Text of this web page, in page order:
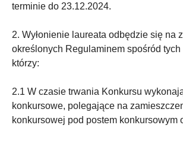
terminie do 23.12.2024.
2. Wyłonienie laureata odbędzie się na
określonych Regulaminem spośród tych
którzy:
2.1 W czasie trwania Konkursu
konkursowe, polegające na
konkursowej pod postem konkursowym